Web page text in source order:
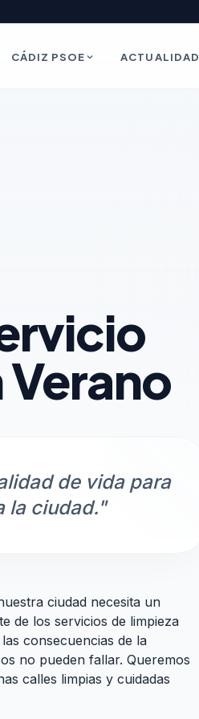
CÁDIZ PSOE ACTUALIDAD
Verano
de vida para
la ciudad."
ciudad necesita un
de los servicios de limpieza
consecuencias de la
no pueden fallar. Queremos
calles limpias y cuidadas